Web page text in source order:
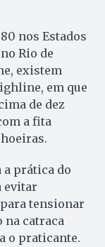
nos Estados
Rio de
existem
em que
de dez
a fita
a prática do
evitar
tensionar
na catraca
o praticante.